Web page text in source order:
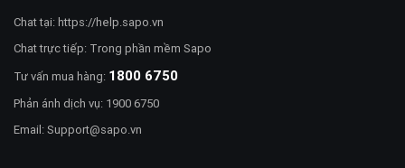
Chat tại:https://help.sapo.vn
Chat trực tiếp: Trong phần mềm Sapo
Tư vấn mua hàng: 1800 6750
Phản ánh dịch vụ: 1900 6750
Email:Support@sapo.vn